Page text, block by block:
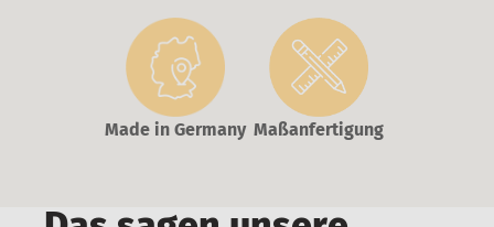
Made in Germany Maßanfertigung